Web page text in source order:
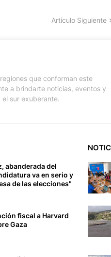
Artículo Siguiente
que conforman este
a brindarte noticias, eventos y
sur exuberante.
abanderada del
va en serio y
de las elecciones"
fiscal a Harvard
Gaza